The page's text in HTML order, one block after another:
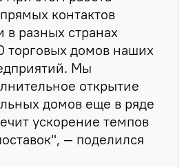
контактов
в разных странах
торговых домов наших
Мы
открытие
домов еще в ряде
ускорение темпов
— поделился